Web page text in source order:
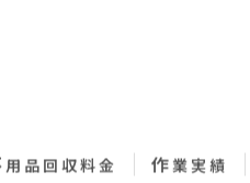
用品回収料金 作 業実績